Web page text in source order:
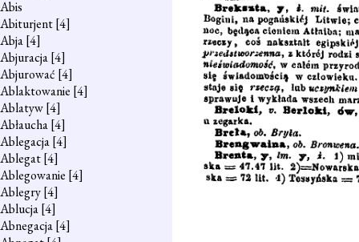
Abis
Abiturjent[4]
Abja[4]
Abjuracja[4]
Abjurować [4]
Ablaktowanie [4]
Ablatyw[4]
Abłaucha[4]
Ablegacja[4]
Ablegat[4]
Ablegowanie [4]
Ablegry[4]
Ablucja[4]
Abnegacja[4]